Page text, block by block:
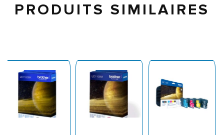
PRODUITS SIMILAIRES